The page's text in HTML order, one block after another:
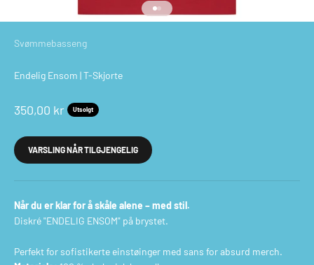
Gå til element 1
Gå til element 2
Svømmebasseng
Endelig Ensom | T-Skjorte
Salgspris
350,00 kr Utsolgt
VARSLING NÅR TILGJENGELIG
Når du er klar for å skåle alene – med stil.
Diskré "ENDELIG ENSOM" på brystet.
Perfekt for sofistikerte einstøinger med sans for absurd merch.